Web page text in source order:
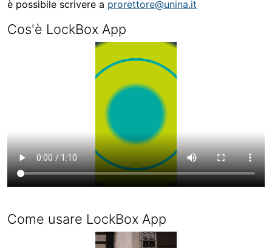
è possibile scrivere a prorettore@unina.it
Cos'è LockBox App
Come usare LockBox App